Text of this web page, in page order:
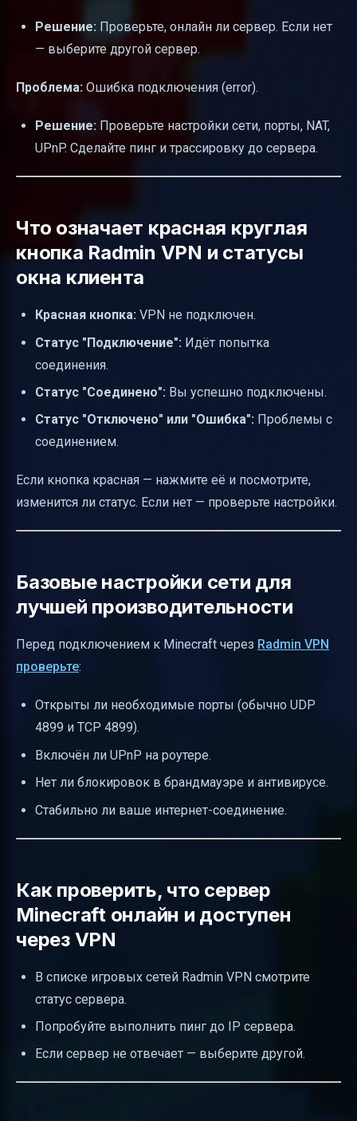
Решение: Проверьте, онлайн ли сервер. Если нет
— выберите другой сервер.
Проблема: Ошибка подключения (error).
Решение: Проверьте настройки сети, порты, NAT,
UPnP. Сделайте пинг и трассировку до сервера.
Что означает красная круглая
кнопка Radmin VPN и статусы
окна клиента
Красная кнопка: VPN не подключен.
Статус "Подключение": Идёт попытка
соединения.
Статус "Соединено": Вы успешно подключены.
Статус "Отключено" или "Ошибка": Проблемы с
соединением.
Если кнопка красная — нажмите её и посмотрите,
изменится ли статус. Если нет — проверьте настройки.
Базовые настройки сети для
лучшей производительности
Перед подключением к Minecraft через Radmin VPN
проверьте:
Открыты ли необходимые порты (обычно UDP
4899 и TCP 4899).
Включён ли UPnP на роутере.
Нет ли блокировок в брандмауэре и антивирусе.
Стабильно ли ваше интернет-соединение.
Как проверить, что сервер
Minecraft онлайн и доступен
через VPN
В списке игровых сетей Radmin VPN смотрите
статус сервера.
Попробуйте выполнить пинг до IP сервера.
Если сервер не отвечает — выберите другой.